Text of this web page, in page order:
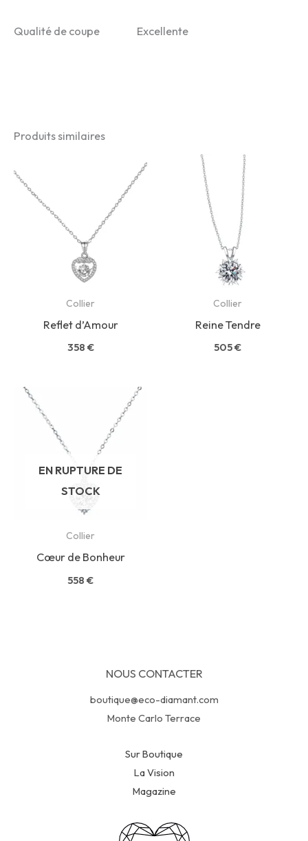
Qualité de coupe Excellente
Produits similaires
Collier
Reflet d’Amour
358 €
Collier
Reine Tendre
505€
EN RUPTURE DE
STOCK
Collier
Cœur de Bonheur
558 €
NOUS CONTACTER
boutique@eco-diamant.com
Monte Carlo Terrace
Sur Boutique
La Vision
Magazine